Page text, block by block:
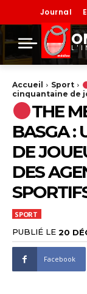
Journal
Accueil Sport
cinquantaine de
THE
BASGA :
DE
DES
SPORT
PUBLIÉ LE 20
Facebook